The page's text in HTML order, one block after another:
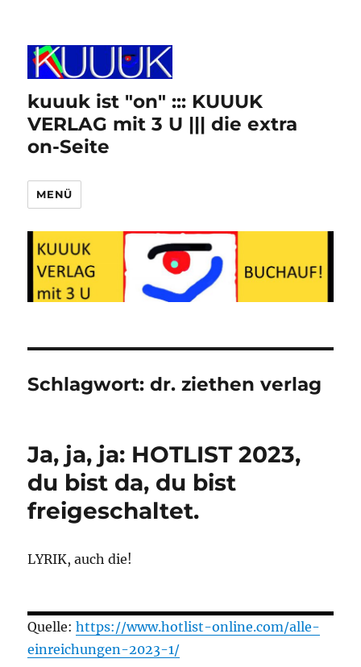
kuuuk ist "on" ::: KUUUK
VERLAG mit 3 U ||| die extra
on-Seite
MENÜ
Schlagwort:dr. ziethen verlag
Ja, ja, ja: HOTLIST 2023,
du bist da, du bist
freigeschaltet.
LYRIK, auch die!
Quelle:https://www.hotlist-online.com/alle-
einreichungen-2023-1/